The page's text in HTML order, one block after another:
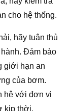
cho hệ thống.
hãy tuân thủ
Đảm bảo
giới hạn an
của bơm.
hệ với đơn vị
kịp thời.